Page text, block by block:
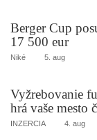
Berger Cup
17 500 eur
Niké 5. aug
Vyžrebovanie
hrá vaše mesto
INZERCIA 4. aug